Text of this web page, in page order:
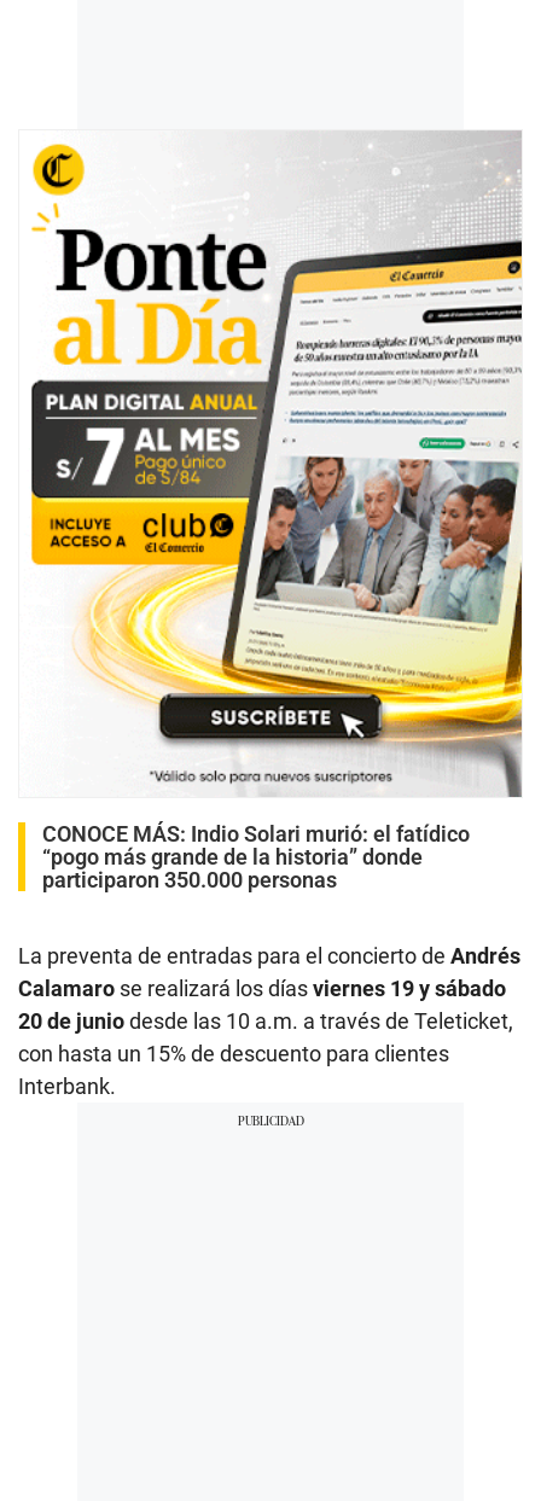
CONOCE MÁS: Indio Solari murió: el fatídico
“pogo más grande de la historia” donde
participaron 350.000 personas
La preventa de entradas para el concierto de Andrés
Calamaro se realizará los díasviernes 19 y sábado
20 de juniodesde las 10 a.m. a través de Teleticket,
con hasta un 15% de descuento para clientes
Interbank.